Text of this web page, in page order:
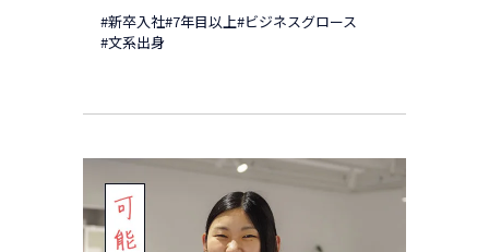
#新卒入社#7年目以上#ビジネスグロース
#文系出身